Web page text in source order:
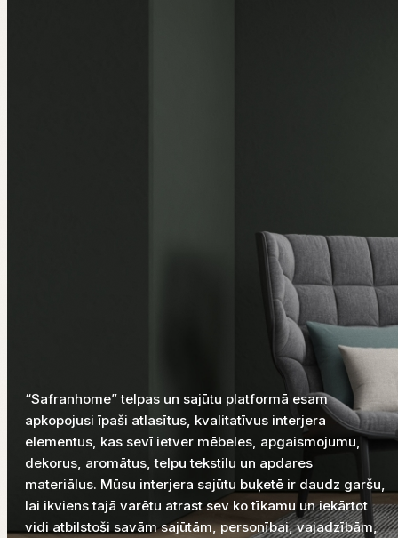
“Safranhome” telpas un sajūtu platformā esam
apkopojusi īpaši atlasītus, kvalitatīvus interjera
elementus, kas sevī ietver mēbeles, apgaismojumu,
dekorus, aromātus, telpu tekstilu un apdares
materiālus. Mūsu interjera sajūtu buķetē ir daudz garšu,
lai ikviens tajā varētu atrast sev ko tīkamu un iekārtot
vidi atbilstoši savām sajūtām, personībai, vajadzībām,